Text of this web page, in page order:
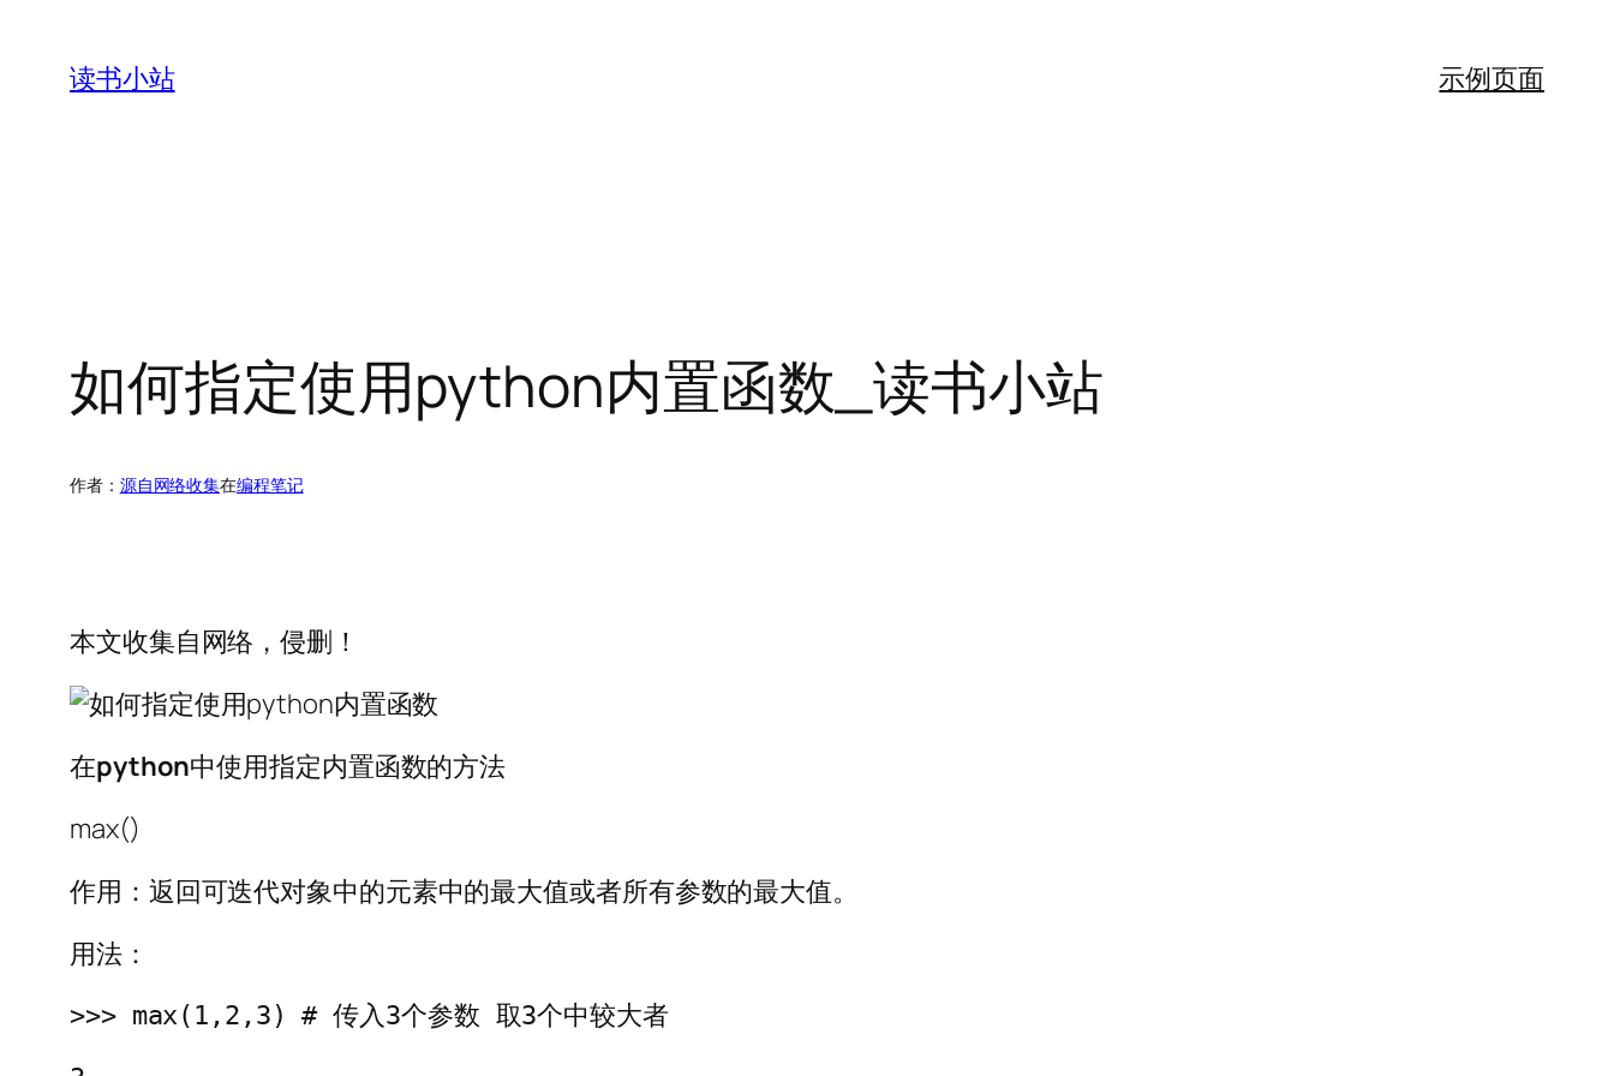
读书小站 示例页面
如何指定使用python内置函数_读书小站
作者： 源自网络收集在编程笔记
本文收集自网络，侵删！
在python中使用指定内置函数的方法
max()
作用：返回可迭代对象中的元素中的最大值或者所有参数的最大值。
用法：
>>> max(1,2,3) # 传入3个参数 取3个中较大者